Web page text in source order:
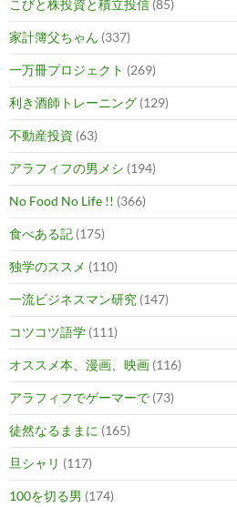
こびと株投資と積立投信 (85)
家計簿父ちゃん (337)
一万冊プロジェクト (269)
利き酒師トレーニング (129)
不動産投資 (63)
アラフィフの男メシ (194)
No Food No Life !! (366)
食べある記 (175)
独学のススメ (110)
一流ビジネスマン研究 (147)
コツコツ語学 (111)
オススメ本、漫画、映画 (116)
アラフィフでゲーマーで (73)
徒然なるままに (165)
旦シャリ (117)
100を切る男 (174)